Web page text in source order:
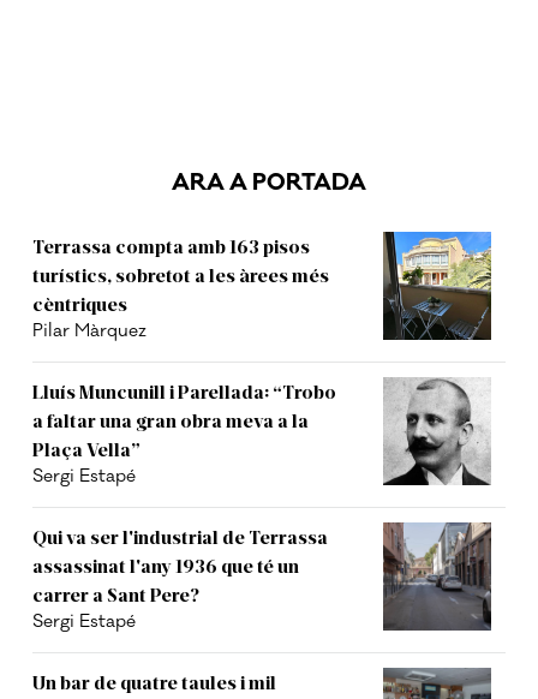
ARA A PORTADA
Terrassa compta amb 163 pisos
turístics, sobretot a les àrees més
cèntriques
Pilar Màrquez
Lluís Muncunill i Parellada: “Trobo
a faltar una gran obra meva a la
Plaça Vella”
Sergi Estapé
Qui va ser l'industrial de Terrassa
assassinat l'any 1936 que té un
carrer a Sant Pere?
Sergi Estapé
Un bar de quatre taules i mil